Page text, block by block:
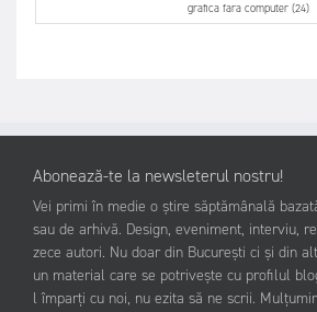
grafica fara computer (24)
Abonează-te la newsleterul nostru!
Vei primi în medie o știre săptămânală
sau de arhivă. Design, eveniment, interviu,
zece autori. Nu doar din București ci și din
un material care se potrivește cu profilul
l împarți cu noi, nu ezita să ne scrii.